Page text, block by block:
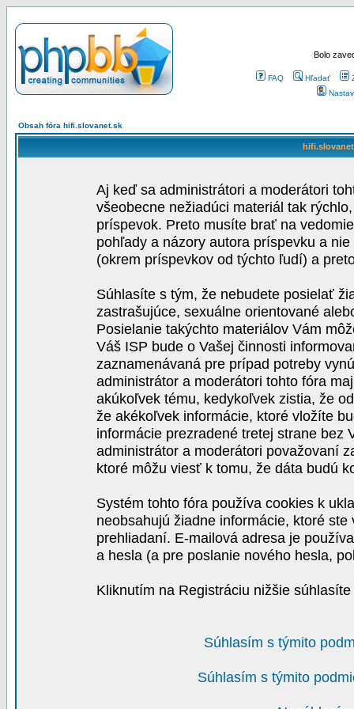
Bolo
FAQ Hľadať
Obsah fóra hifi.slovanet.sk
Aj keď sa administrátori a moderátori
všeobecne nežiadúci materiál tak
príspevok. Preto musíte brať na
pohľady a názory autora príspevku a
(okrem príspevkov od týchto ľudí) a
Súhlasíte s tým, že nebudete posielať
zastrašujúce, sexuálne orientované
Posielanie takýchto materiálov Vám
Váš ISP bude o Vašej činnosti
zaznamenávaná pre prípad potreby
administrátor a moderátori tohto fóra
akúkoľvek tému, kedykoľvek zistia, že
že akékoľvek informácie, ktoré vložíte
informácie prezradené tretej strane bez
administrátor a moderátori považovaní
ktoré môžu viesť k tomu, že dáta budú
Systém tohto fóra používa cookies k
neobsahujú žiadne informácie, ktoré
prehliadaní. E-mailová adresa je
a hesla (a pre poslanie nového hesla,
Kliknutím na Registráciu nižšie
Súhlasím s týmito
Súhlasím s týmito